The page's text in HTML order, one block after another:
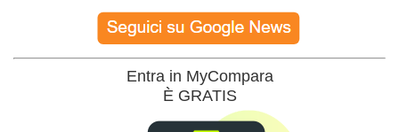
Entra in MyCompara
È GRATIS